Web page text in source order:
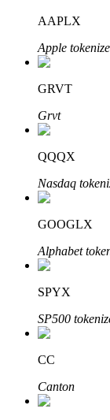
Авто Инвест
Получите
Bitrue
AAPLX
Apple
GRVT
Grvt
QQQX
Nasdaq
GOOGLX
Alphabet
SPYX
SP500
CC
Canton